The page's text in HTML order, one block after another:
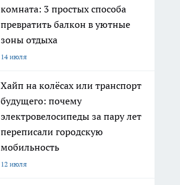
комната: 3 простых способа
превратить балкон в уютные
зоны отдыха
14 июля
Хайп на колёсах или транспорт
будущего: почему
электровелосипеды за пару лет
переписали городскую
мобильность
12 июля